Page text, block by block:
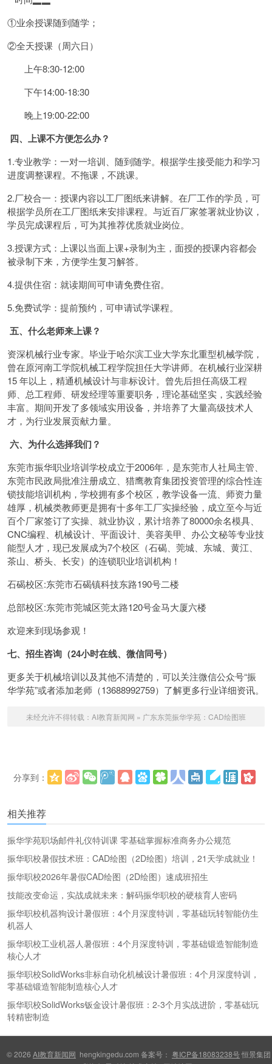
①业余授课随到随学；
②全天授课（周六日）
上午8:30-12:00
下午14:00-18:30
晚上19:00-22:00
四、上课不方便怎么办？
1.专业教学：一对一培训、随到随学。根据学生接受能力和学习
进度调整课程。不拖课，不跳课。
2.厂校合一：授课内容以工厂图纸来讲解。在厂工作的学员，可
根据学员所在工厂图纸来安排课程。与近百厂家签署就业协议，
学员完成课程后，可为其推荐优质就业岗位。
3.授课方式：上课以当面上课+录制为主，面授的授课内容都会
被录制下来，方便学生复习解答。
4.提供住宿：就读期间可申请免费住宿。
5.免费试学：提前预约，可申请试学课程。
五、什么老师来上课？
资深机械行业专家。毕业于哈尔滨工业大学东北重型机械学院，
曾在原河南工学院机械工程学院担任大学讲师。在机械行业深耕
15 年以上，精通机械设计与非标设计。曾先后担任高级工程
师、总工程师、研发经理等重要职务，理论基础坚实，实践经验
丰富。期间开发了多领域实用设备，并培养了大量高级技术人
才，为行业发展贡献力量。
六、为什么选择我们？
东莞市振华职业培训学校成立于2006年，是东莞市人社局主管、
东莞市民政局批准注册成立、猎鹰教育集团投资管理的综合性连
锁技能培训机构，学校拥有多个校区，教学设备一流、师资力量
雄厚，机械类教师更是拥有十多年工厂实操经验，成立至今与近
百个厂家签订了实操、就业协议，累计培养了80000余名模具、
CNC编程、机械设计、平面设计、美容美甲、办公文秘等专业技
能型人才，现已发展成为7个校区（石碣、莞城、东城、黄江、
茶山、桥头、长安）的连锁职业培训机构！
石碣校区:东莞市石碣镇科技东路190号二楼
总部校区:东莞市莞城区莞太路120号金马大厦六楼
欢迎来到现场参观！
七、招生咨询（24小时在线、微信同号）
更多关于机械培训以及其他不清楚的，可以关注微信公众号“振
华学苑”或者添加老师（13688992759）了解更多行业详细资讯。
未经允许不得转载： AI教育新闻网 » 广东东莞振华学苑：CAD绘图班
分享到：
相关推荐
振华学苑职场邮件礼仪特训课 零基础掌握标准商务办公规范
振华职校暑假技术班：CAD绘图（2D绘图）培训，21天学成就业！
振华职校2026年暑假CAD绘图（2D绘图）速成班招生
技能改变命运，实战成就未来：解码振华职校的硬核育人密码
振华职校机器狗设计暑假班：4个月深度特训，零基础玩转智能仿生
机器人
振华职校工业机器人暑假班：4个月深度特训，零基础锻造智能制造
核心人才
振华职校SolidWorks非标自动化机械设计暑假班：4个月深度特训，
零基础锻造智能制造核心人才
振华职校SolidWorks钣金设计暑假班：2-3个月实战进阶，零基础玩
转精密制造
© 2026 AI教育新闻网 hengkingedu.com 备案号： 粤ICP备18083238号恒景集团